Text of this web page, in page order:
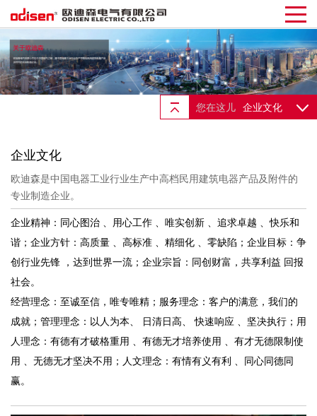
您在这儿 企业文化
企业文化
欧迪森是中国电器工业行业生产中高档民用建筑电器产品及附件的
专业制造企业。
企业精神：同心图治 、用心工作 、唯实创新 、追求卓越 、快乐和
谐；企业方针：高质量 、高标准 、精细化 、零缺陷；企业目标：争
创行业先锋 ，达到世界一流；企业宗旨：同创财富，共享利益 回报
社会。
经营理念：至诚至信，唯专唯精；服务理念：客户的满意，我们的
成就；管理理念：以人为本、 日清日高、 快速响应 、坚决执行；用
人理念：有德有才破格重用 、有德无才培养使用 、有才无德限制使
用 、无德无才坚决不用；人文理念：有情有义有利 、同心同德同
赢。